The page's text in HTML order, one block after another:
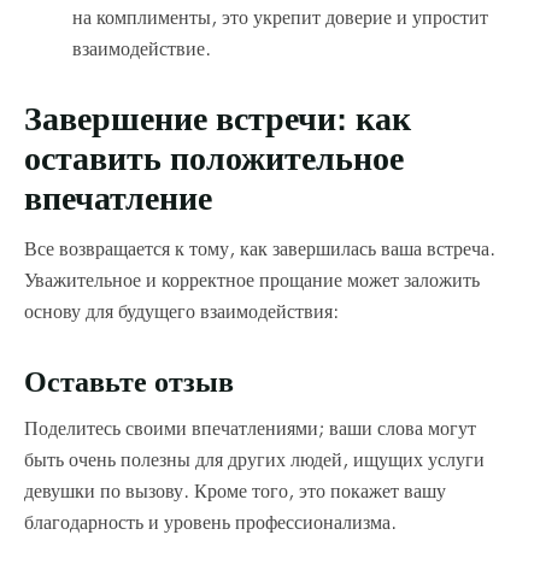
на комплименты, это укрепит доверие и упростит
взаимодействие.
Завершение встречи: как
оставить положительное
впечатление
Все возвращается к тому, как завершилась ваша встреча.
Уважительное и корректное прощание может заложить
основу для будущего взаимодействия:
Оставьте отзыв
Поделитесь своими впечатлениями; ваши слова могут
быть очень полезны для других людей, ищущих услуги
девушки по вызову. Кроме того, это покажет вашу
благодарность и уровень профессионализма.